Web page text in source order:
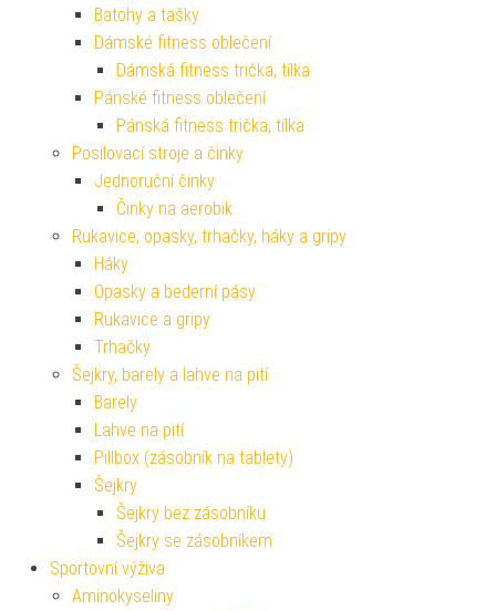
Batohy a tašky
Dámské fitness oblečení
Dámská fitness trička, tílka
Pánské fitness oblečení
Pánská fitness trička, tílka
Posilovací stroje a činky
Jednoruční činky
Činky na aerobik
Rukavice, opasky, trhačky, háky a gripy
Háky
Opasky a bederní pásy
Rukavice a gripy
Trhačky
Šejkry, barely a lahve na pití
Barely
Lahve na pití
Pillbox (zásobník na tablety)
Šejkry
Šejkry bez zásobníku
Šejkry se zásobníkem
Sportovní výživa
Aminokyseliny